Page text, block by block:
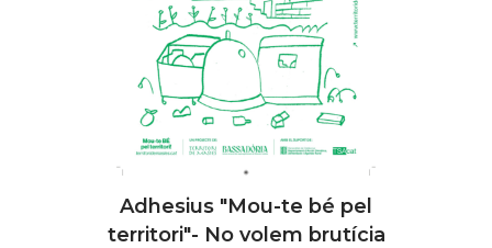
AFEGIR
Adhesius "Mou-te bé pel
territori"- No volem brutícia